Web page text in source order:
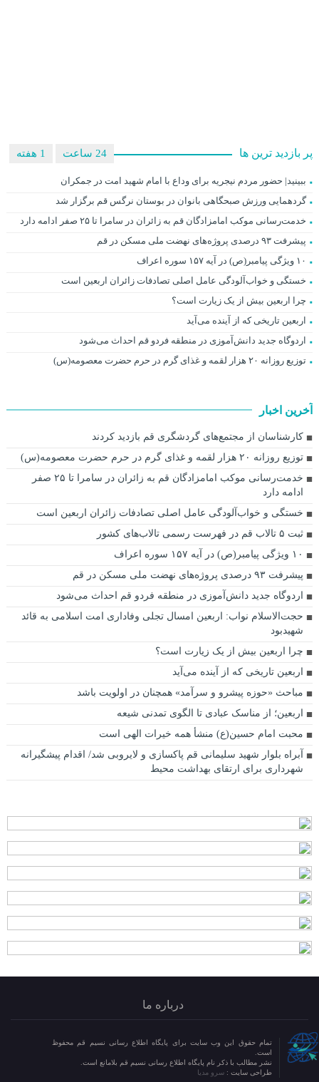
پر بازدید ترین ها 1 هفته 24 ساعت
ببینید| حضور مردم نیجریه برای وداع با امام شهید امت در جمکران
گردهمایی ورزش صبحگاهی بانوان در بوستان نرگس قم برگزار شد
خدمت‌رسانی موکب امامزادگان قم به زائران در سامرا تا ۲۵ صفر ادامه دارد
پیشرفت ۹۳ درصدی پروژه‌های نهضت ملی مسکن در قم
۱۰ ویژگی پیامبر(ص) در آیه ۱۵۷ سوره اعراف
خستگی و خواب‌آلودگی عامل اصلی تصادفات زائران اربعین است
چرا اربعین بیش از یک زیارت است؟
اربعین تاریخی که از آینده می‌آید
اردوگاه جدید دانش‌آموزی در منطقه فردو قم احداث می‌شود
توزیع روزانه ۲۰ هزار لقمه و غذای گرم در حرم حضرت معصومه(س)
آخرین اخبار
کارشناسان از مجتمع‌های گردشگری قم بازدید کردند
توزیع روزانه ۲۰ هزار لقمه و غذای گرم در حرم حضرت معصومه(س)
خدمت‌رسانی موکب امامزادگان قم به زائران در سامرا تا ۲۵ صفر
ادامه دارد
خستگی و خواب‌آلودگی عامل اصلی تصادفات زائران اربعین است
ثبت ۵ تالاب قم در فهرست رسمی تالاب‌های کشور
۱۰ ویژگی پیامبر(ص) در آیه ۱۵۷ سوره اعراف
پیشرفت ۹۳ درصدی پروژه‌های نهضت ملی مسکن در قم
اردوگاه جدید دانش‌آموزی در منطقه فردو قم احداث می‌شود
حجت‌الاسلام نواب: اربعین امسال تجلی وفاداری امت اسلامی به قائد
شهیدبود
چرا اربعین بیش از یک زیارت است؟
اربعین تاریخی که از آینده می‌آید
مباحث «حوزه پیشرو و سرآمد» همچنان در اولویت باشد
اربعین؛ از مناسک عبادی تا الگوی تمدنی شیعه
محبت امام حسین(ع) منشأ همه خیرات الهی است
آبراه بلوار شهید سلیمانی قم پاکسازی و لایروبی شد/ اقدام پیشگیرانه
شهرداری برای ارتقای بهداشت محیط
درباره ما
تمام حقوق این وب سایت برای پایگاه اطلاع رسانی نسیم قم محفوظ
است.
نشر مطالب با ذکر نام پایگاه اطلاع رسانی نسیم قم بلامانع است.
طراحی سایت : سرو مدیا